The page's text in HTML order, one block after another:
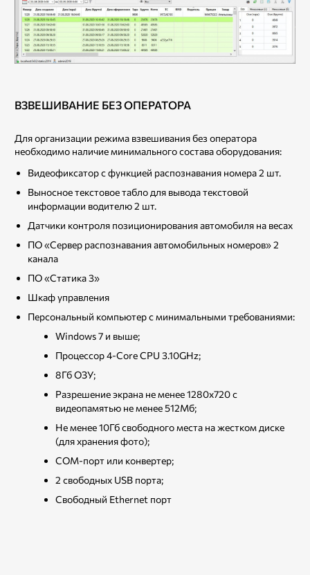
ВЗВЕШИВАНИЕ БЕЗ ОПЕРАТОРА
Для организации режима взвешивания без оператора
необходимо наличие минимального состава оборудования:
Видеофиксатор с функцией распознавания номера 2 шт.
Выносное текстовое табло для вывода текстовой
информации водителю 2 шт.
Датчики контроля позиционирования автомобиля на весах
ПО «Сервер распознавания автомобильных номеров» 2
канала
ПО «Статика 3»
Шкаф управления
Персональный компьютер с минимальными требованиями:
Windows 7 и выше;
Процессор 4-Core CPU 3.10GHz;
8Гб ОЗУ;
Разрешение экрана не менее 1280х720 с
видеопамятью не менее 512Мб;
Не менее 10Гб свободного места на жестком диске
(для хранения фото);
COM-порт или конвертер;
2 свободных USB порта;
Свободный Ethernet порт